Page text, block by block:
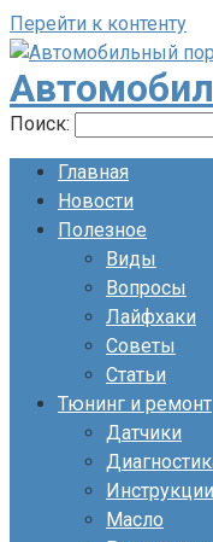
Перейти к контенту
Поиск:
Главная
Новости
Полезное
Виды
Вопросы
Лайфхаки
Советы
Статьи
Тюнинг и ремонт
Датчики
Инструкции
Масло